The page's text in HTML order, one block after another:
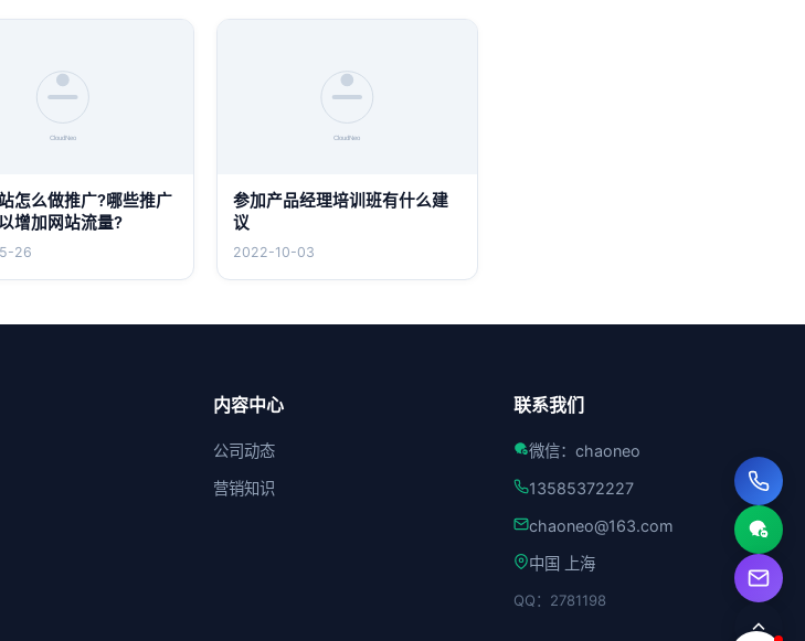
怎么做推广?哪些推广
增加网站流量?
26
参加产品经理培训班有什么建
议
2022-10-03
内容中心
公司动态
营销知识
联系我们
微信：chaoneo
13585372227
chaoneo@163.com
中国 上海
QQ：2781198